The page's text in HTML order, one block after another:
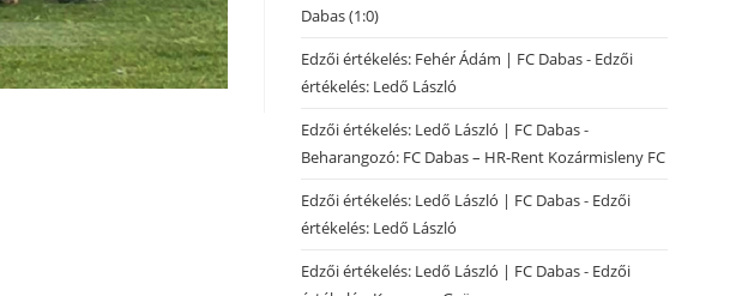
Dabas (1:0)
Edzői értékelés: Fehér Ádám | FC Dabas- Edzői
értékelés: Ledő László
Edzői értékelés: Ledő László | FC Dabas-
Beharangozó: FC Dabas – HR-Rent Kozármisleny FC
Edzői értékelés: Ledő László | FC Dabas- Edzői
értékelés: Ledő László
Edzői értékelés: Ledő László | FC Dabas- Edzői